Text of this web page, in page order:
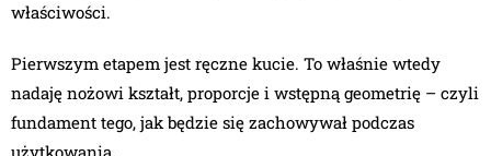
właściwości.
Pierwszym etapem jest ręczne kucie. To właśnie wtedy
nadaję nożowi kształt, proporcje i wstępną geometrię – czyli
fundament tego, jak będzie się zachowywał podczas
użytkowania.